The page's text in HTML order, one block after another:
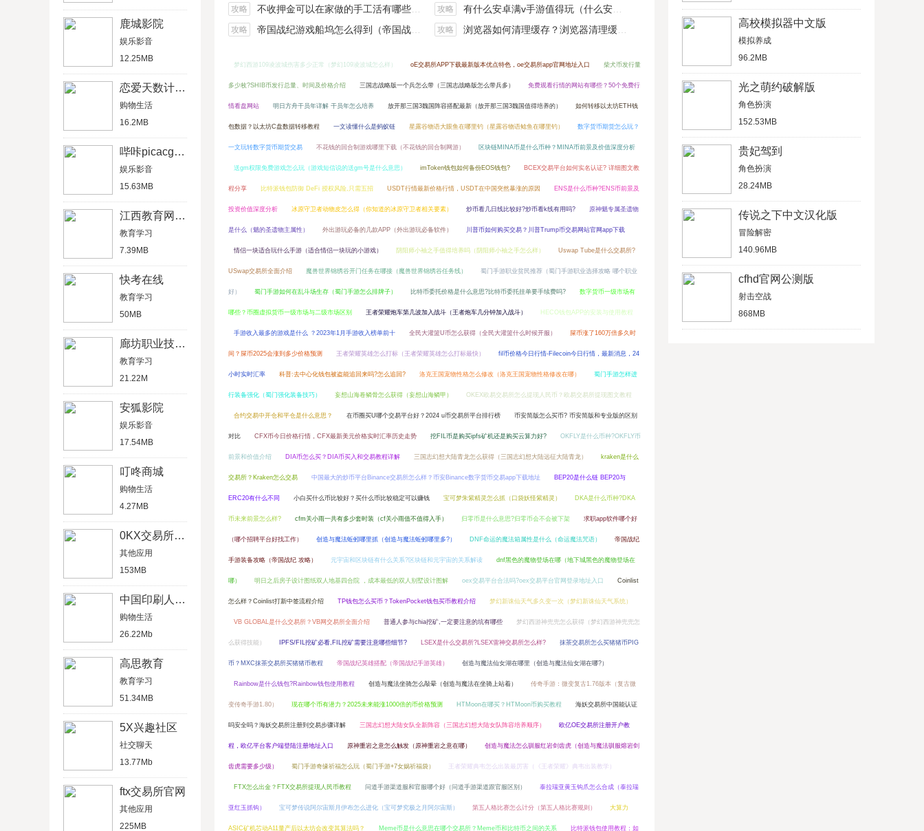
鹿城影院
娱乐影音
12.25MB
恋爱天数计算器
购物生活
16.2MB
哔咔picacg漫画
娱乐影音
15.63MB
江西教育网登录入口
教育学习
7.39MB
快考在线
教育学习
50MB
廊坊职业技术学院
教育学习
21.22M
安狐影院
娱乐影音
17.54MB
叮咚商城
购物生活
4.27MB
0KX交易所官网
其他应用
153MB
中国印刷人才网
购物生活
26.22Mb
高思教育
教育学习
51.34MB
5X兴趣社区
社交聊天
13.77Mb
ftx交易所官网
其他应用
225MB
攻略 不收押金可以在家做的手工活有哪些？四个可以操作的小项目真是可靠 攻略 有什么安卓满v手游值得玩（什么安卓手游好玩）
攻略 帝国战纪游戏船坞怎么得到（帝国战纪战役攻略） 攻略 浏览器如何清理缓存？浏览器清理缓存快捷键
梦幻西游109凌波城伤害多少正常（梦幻109凌波城怎么样） oE交易所APP下载最新版本优点特色，oe交易所app官网地址入口 柴犬币发行量
多少枚?SHIB币发行总量、时间及价格介绍 三国志战略版一个兵怎么带（三国志战略版怎么带兵多） 免费观看行情的网站有哪些？50个免费行
情看盘网站 明日方舟干员年详解 干员年怎么培养 放开那三国3魏国阵容搭配最新（放开那三国3魏国值得培养的） 如何转移以太坊ETH钱
包数据？以太坊C盘数据转移教程 一文读懂什么是蚂蚁链 星露谷物语大眼鱼在哪里钓（星露谷物语鲶鱼在哪里钓） 数字货币期货怎么玩？
一文玩转数字货币期货交易 不花钱的回合制游戏哪里下载（不花钱的回合制网游） 区块链MINA币是什么币种？MINA币前景及价值深度分析
送gm权限免费游戏怎么玩（游戏短信说的送gm号是什么意思） imToken钱包如何备份EOS钱包? BCEX交易平台如何实名认证? 详细图文教
程分享 比特派钱包防御 DeFi 授权风险,只需五招 USDT行情最新价格行情，USDT在中国突然暴涨的原因 ENS是什么币种?ENS币前景及
投资价值深度分析 冰原守卫者动物皮怎么得（你知道的冰原守卫者相关要素） 炒币看几日线比较好?炒币看k线有用吗? 原神魈专属圣遗物
是什么（魈的圣遗物主属性） 外出游玩必备的几款APP（外出游玩必备软件） 川普币如何购买交易？川普Trump币交易网站官网app下载
情侣一块适合玩什么手游（适合情侣一块玩的小游戏） 阴阳师小袖之手值得培养吗（阴阳师小袖之手怎么样） Uswap Tube是什么交易所?
USwap交易所全面介绍 魔兽世界锦绣谷开门任务在哪接（魔兽世界锦绣谷任务线） 蜀门手游职业贫民推荐（蜀门手游职业选择攻略 哪个职业
好） 蜀门手游如何在乱斗场生存（蜀门手游怎么排牌子） 比特币委托价格是什么意思?比特币委托挂单要手续费吗? 数字货币一级市场有
哪些？币圈虚拟货币一级市场与二级市场区别 王者荣耀炮车第几波加入战斗（王者炮车几分钟加入战斗） HECO钱包APP的安装与使用教程
手游收入最多的游戏是什么 ？2023年1月手游收入榜单前十 全民大灌篮U币怎么获得（全民大灌篮什么时候开服） 屎币涨了160万倍多久时
间？屎币2025会涨到多少价格预测 王者荣耀英雄怎么打标（王者荣耀英雄怎么打标最快） fil币价格今日行情-Filecoin今日行情，最新消息，24
小时实时汇率 科普:去中心化钱包被盗能追回来吗?怎么追回? 洛克王国宠物性格怎么修改（洛克王国宠物性格修改在哪） 蜀门手游怎样进
行装备强化（蜀门强化装备技巧） 妄想山海卷鳞骨怎么获得（妄想山海鳞甲） OKEX欧易交易所怎么提现人民币？欧易交易所提现图文教程
合约交易中开仓和平仓是什么意思？ 在币圈买U哪个交易平台好？2024 u币交易所平台排行榜 币安简版怎么买币? 币安简版和专业版的区别
对比 CFX币今日价格行情，CFX最新美元价格实时汇率历史走势 挖FIL币是购买ipfs矿机还是购买云算力好? OKFLY是什么币种?OKFLY币
前景和价值介绍 DIA币怎么买？DIA币买入和交易教程详解 三国志幻想大陆青龙怎么获得（三国志幻想大陆远征大陆青龙） kraken是什么
交易所？Kraken怎么交易 中国最大的炒币平台Binance交易所怎么样？币安Binance数字货币交易app下载地址 BEP20是什么链 BEP20与
ERC20有什么不同 小白买什么币比较好？买什么币比较稳定可以赚钱 宝可梦朱紫精灵怎么抓（口袋妖怪紫精灵） DKA是什么币种?DKA
币未来前景怎么样? cfm关小雨一共有多少套时装（cf关小雨值不值得入手） 归零币是什么意思?归零币会不会被下架 求职app软件哪个好
（哪个招聘平台好找工作） 创造与魔法蚯蚓哪里抓（创造与魔法蚯蚓哪里多?） DNF命运的魔法箱属性是什么（命运魔法咒语） 帝国战纪
手游装备攻略（帝国战纪 攻略） 元宇宙和区块链有什么关系?区块链和元宇宙的关系解读 dnf黑色的魔物登场在哪（地下城黑色的魔物登场在
哪） 明日之后房子设计图纸双人地基四合院 ，成本最低的双人别墅设计图解 oex交易平台合法吗?oex交易平台官网登录地址入口 Coinlist
怎么样？Coinlist打新中签流程介绍 TP钱包怎么买币？TokenPocket钱包买币教程介绍 梦幻新诛仙天气多久变一次（梦幻新诛仙天气系统）
VB GLOBAL是什么交易所？VB网交易所全面介绍 普通人参与chia挖矿,一定要注意的坑有哪些 梦幻西游神兜兜怎么获得（梦幻西游神兜兜怎
么获得技能） IPFS/FIL挖矿必看,FIL挖矿需要注意哪些细节? LSEX是什么交易所?LSEX雷神交易所怎么样? 抹茶交易所怎么买猪猪币PIG
币？MXC抹茶交易所买猪猪币教程 帝国战纪英雄搭配（帝国战纪手游英雄） 创造与魔法仙女湖在哪里（创造与魔法仙女湖在哪?）
Rainbow是什么钱包?Rainbow钱包使用教程 创造与魔法坐骑怎么敲晕（创造与魔法在坐骑上站着） 传奇手游：微变复古1.76版本（复古微
变传奇手游1.80） 现在哪个币有潜力？2025未来能涨1000倍的币价格预测 HTMoon在哪买？HTMoon币购买教程 海妖交易所中国能认证
吗安全吗？海妖交易所注册到交易步骤详解 三国志幻想大陆女队全新阵容（三国志幻想大陆女队阵容培养顺序） 欧亿OE交易所注册开户教
程，欧亿平台客户端登陆注册地址入口 原神重岩之意怎么触发（原神重岩之意在哪） 创造与魔法怎么驯服红岩剑齿虎（创造与魔法驯服熔岩剑
齿虎需要多少级） 蜀门手游奇缘祈福怎么玩（蜀门手游+7女娲祈福袋） 王者荣耀典韦怎么出装最厉害（《王者荣耀》典韦出装教学）
FTX怎么出金？FTX交易所提现人民币教程 问道手游渠道服和官服哪个好（问道手游渠道跟官服区别） 泰拉瑞亚黄玉钩爪怎么合成（泰拉瑞
亚红玉抓钩） 宝可梦传说阿尔宙斯月伊布怎么进化（宝可梦究极之月阿尔宙斯） 第五人格比赛怎么计分（第五人格比赛规则） 大算力
ASIC矿机芯动A11量产后以太坊会改变其算法吗？ Meme币是什么意思在哪个交易所？Meme币和比特币之间的关系 比特派钱包使用教程：如
高校模拟器中文版
模拟养成
96.2MB
光之萌约破解版
角色扮演
152.53MB
贵妃驾到
角色扮演
28.24MB
传说之下中文汉化版
冒险解密
140.96MB
cfhd官网公测版
射击空战
868MB